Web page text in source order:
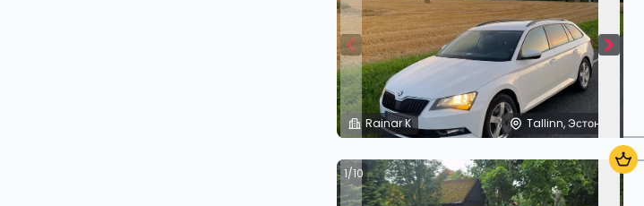
Rainar K Tallinn, Эстония
1/10